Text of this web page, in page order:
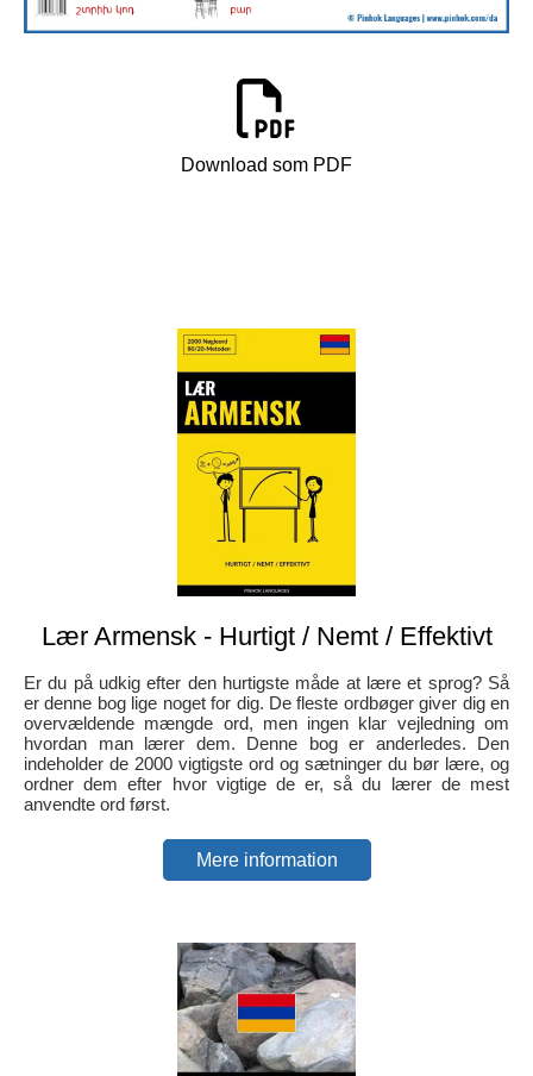
Download som PDF
Lær Armensk - Hurtigt / Nemt / Effektivt
Er du på udkig efter den hurtigste måde at lære et sprog? Så
er denne bog lige noget for dig. De fleste ordbøger giver dig en
overvældende mængde ord, men ingen klar vejledning om
hvordan man lærer dem. Denne bog er anderledes. Den
indeholder de 2000 vigtigste ord og sætninger du bør lære, og
ordner dem efter hvor vigtige de er, så du lærer de mest
anvendte ord først.
Mere information